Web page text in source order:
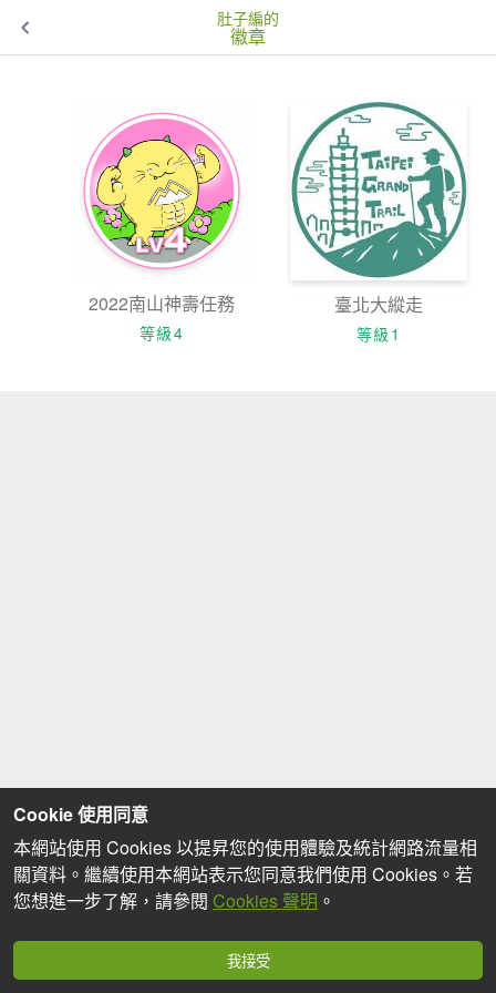
肚子編的
徽章
2022南山神壽任務
等級4
臺北大縱走
等級1
Cookie 使用同意
本網站使用 Cookies 以提昇您的使用體驗及統計網路流量相
關資料。繼續使用本網站表示您同意我們使用 Cookies。若
您想進一步了解，請參閱 Cookies 聲明 。
我接受